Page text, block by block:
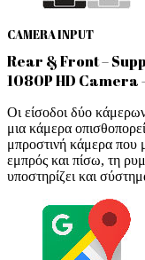
CAMERA INPUT
Rear & Front –
1080P HD
Οι είσοδοι δύο
μια κάμερα
μπροστινή κάμερα που
εμπρός και πίσω, τη
υποστηρίζει και